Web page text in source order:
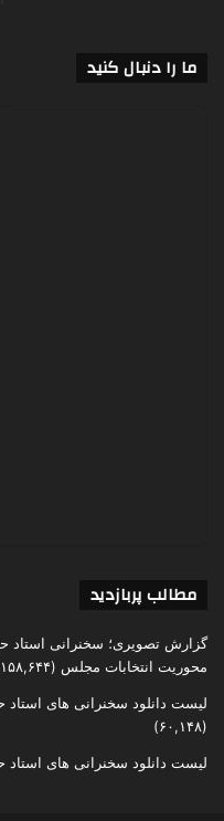
ما را دنبال کنید
مطالب پربازدید
گزارش تصویری؛ سخنرانی استاد
محوریت انتخابات مجلس (۱۵۸,۶۴۴)
لیست دانلود سخنرانی های استاد حسن
(۶۰,۱۴۸)
لیست دانلود سخنرانی های استاد